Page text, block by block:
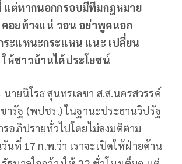
แต่หากนอกกรอบมีทีมกฎหมาย
อยท้วงแน่ วอน อย่าพูดนอก
ระแหนะกระแหน แนะ เปลี่ยน
ห้ชาวบ้านได้ประโยชน์
ายนิโรธ สุนทรเลขา ส.ส.นครสวรรค์
ารัฐ (พปชร.) ในฐานะประธานวิปรัฐ
รอภิปรายทั่วไปโดยไม่ลงมติตาม
นที่ 17 ก.พ.ว่า เราจะเปิดให้ฝ่ายค้าน